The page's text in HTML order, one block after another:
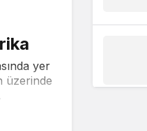
yer
üzerinde